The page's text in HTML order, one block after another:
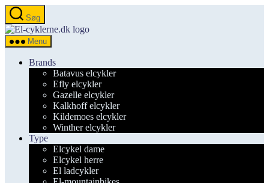
Spring
til
indholdet
Søg
el-
Menu
Brands
Batavus elcykler
Efly elcykler
Gazelle elcykler
Kalkhoff elcykler
Kildemoes elcykler
Winther elcykler
Type
Elcykel dame
Elcykel herre
El ladcykler